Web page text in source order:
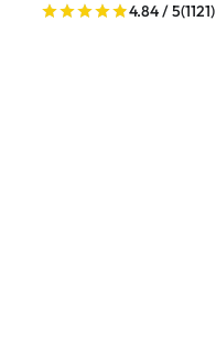
4.84 / 5(1121)